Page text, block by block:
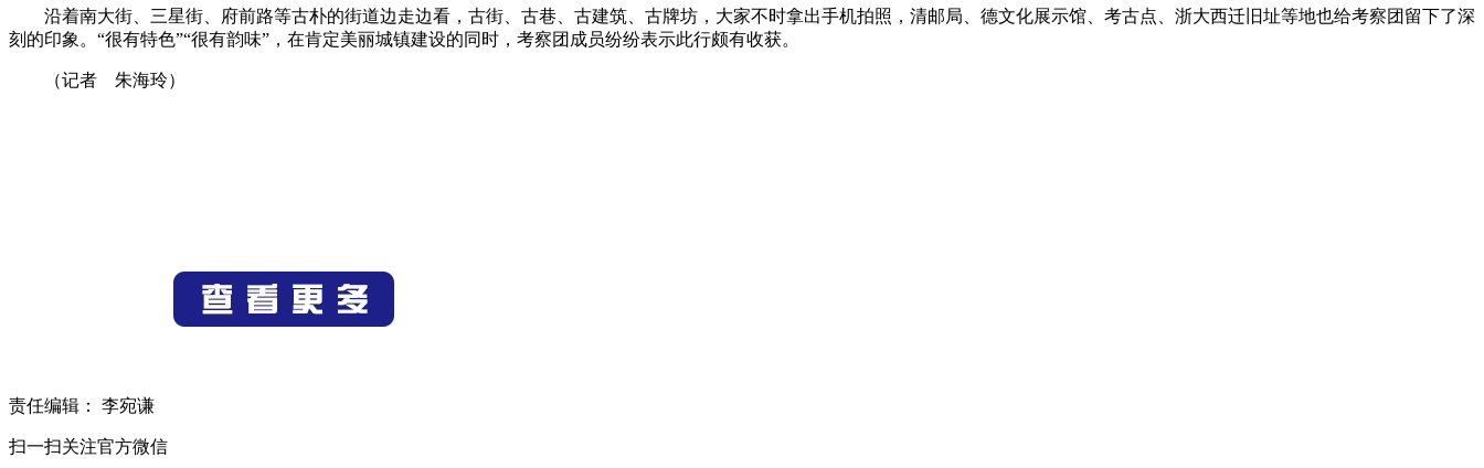
沿着南大街、三星街、府前路等古朴的街道边走边看，古街、古巷、古建筑、古牌坊，大家不时拿出手机拍照，清邮局、德文化展示馆、考古点、浙大西迁旧址等地也给考察团留下了深
刻的印象。“很有特色”“很有韵味”，在肯定美丽城镇建设的同时，考察团成员纷纷表示此行颇有收获。
（记者 朱海玲）
责任编辑： 李宛谦
扫一扫关注官方微信